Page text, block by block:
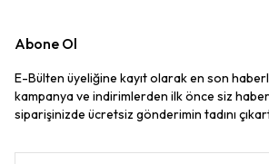
Abone Ol
E-Bülten üyeliğine kayıt olarak en son
kampanya ve indirimlerden ilk önce siz
siparişinizde ücretsiz gönderimin tadını